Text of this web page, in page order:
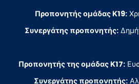
Προπονητής ομάδας Κ19:
Συνεργάτης προπονητής:
Προπονητής της ομάδας Κ17:
Συνεργάτης προπονητής: